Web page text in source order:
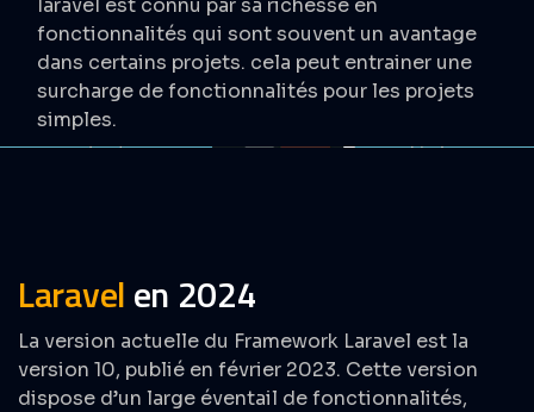
laravel est connu par sa richesse en
fonctionnalités qui sont souvent un avantage
dans certains projets. cela peut entrainer une
surcharge de fonctionnalités pour les projets
simples.
Laravelen 2024
La version actuelle du Framework Laravel est la
version 10, publié en février 2023. Cette version
dispose d’un large éventail de fonctionnalités,